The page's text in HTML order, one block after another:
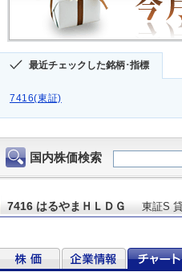
最近チェックした銘柄･指標
7416(東証)